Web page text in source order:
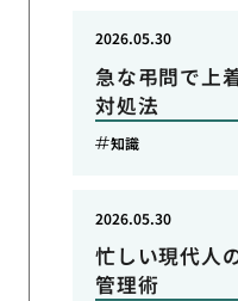
急な弔問で上
対処法
2026.05.30
知識
忙しい現代人
管理術
2026.05.30